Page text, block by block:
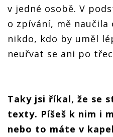
v jedné osobě. V
o zpívání, mě naučila
nikdo, kdo by uměl
neuřvat se ani po
Taky jsi říkal, že se
texty. Píšeš k nim i
nebo to máte v